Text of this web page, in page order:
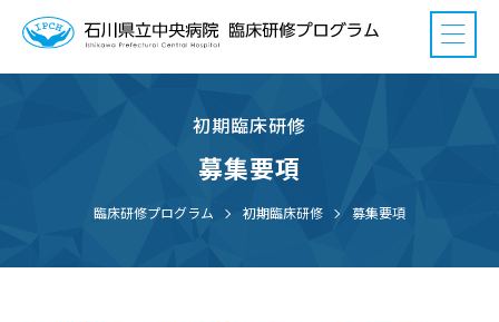
初期臨床研修
募集要項
臨床研修プログラム 初期臨床研修 募集要項